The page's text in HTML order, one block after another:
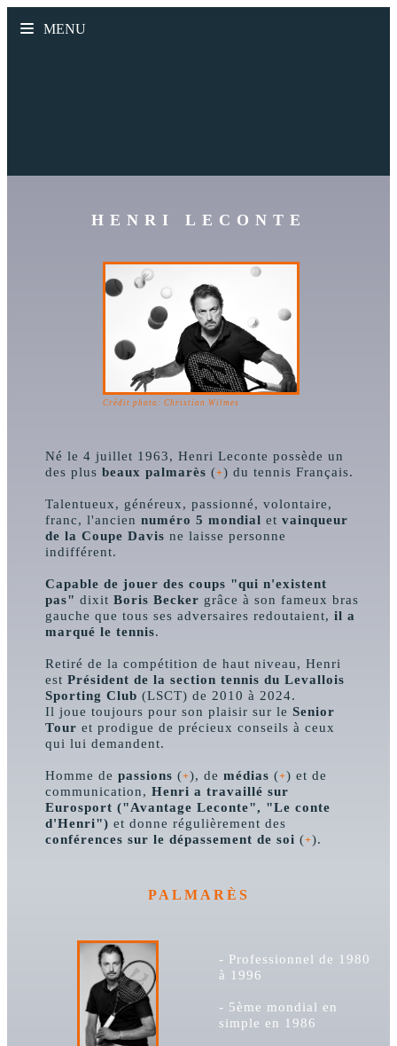
MENU
HENRI LECONTE
Crédit photo: Christian Wilmes
Né le 4 juillet 1963, Henri Leconte possède un
des plusbeaux palmarès (+) du tennis Français.
Talentueux, généreux, passionné, volontaire,
franc, l'anciennuméro 5 mondial etvainqueur
de la Coupe Davis ne laisse personne
indifférent.
Capable de jouer des coups "qui n'existent
pas" dixitBoris Becker grâce à son fameux bras
gauche que tous ses adversaires redoutaient,il a
marqué le tennis.
Retiré de la compétition de haut niveau, Henri
estPrésident de la section tennis du Levallois
Sporting Club (LSCT) de 2010 à 2024.
Il joue toujours pour son plaisir sur leSenior
Tour et prodigue de précieux conseils à ceux
qui lui demandent.
Homme depassions (+), demédias (+) et de
communication,Henri a travaillé sur
Eurosport ("Avantage Leconte", "Le conte
d'Henri") et donne régulièrement des
conférences sur le dépassement de soi (+).
PALMARÈS
- Professionnel de 1980
à 1996
- 5ème mondial en
simple en 1986